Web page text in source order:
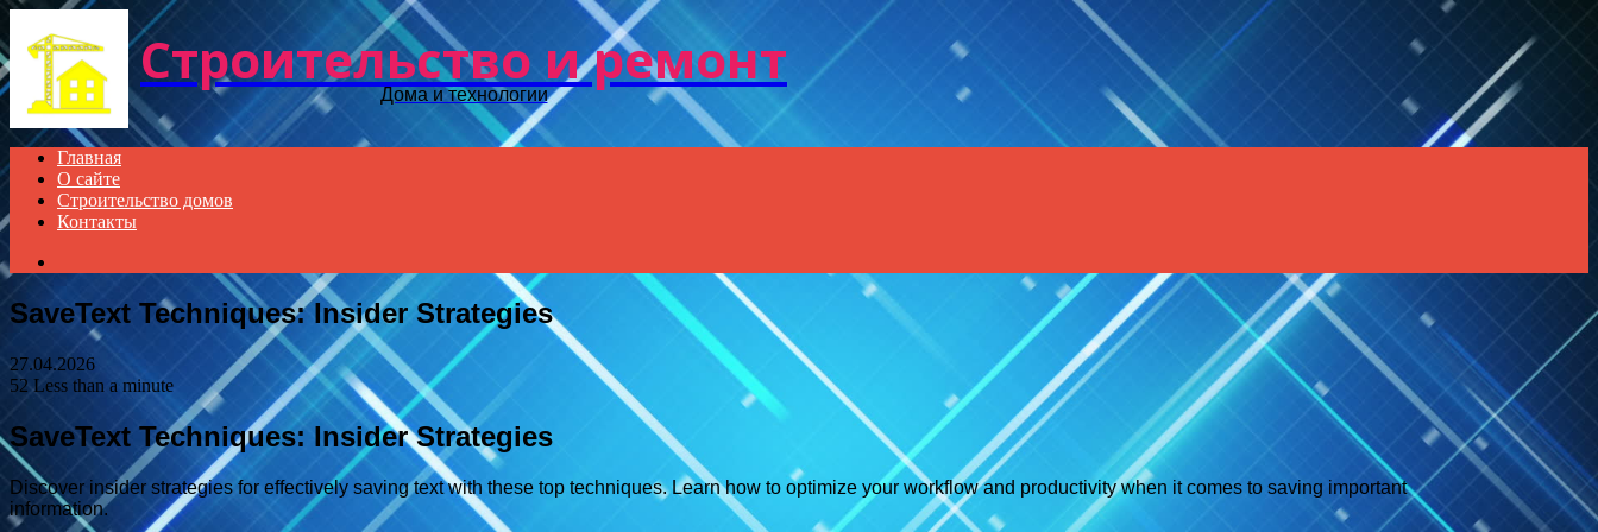
Строительство и ремонт
Дома и технологии
Главная
О сайте
Строительство домов
Контакты
for
SaveText Techniques: Insider Strategies
27.04.2026
52Less than a minute
SaveText Techniques: Insider Strategies
Discover insider strategies for effectively saving text with these top techniques. Learn how to optimize your workflow and productivity when it comes to saving important
information.